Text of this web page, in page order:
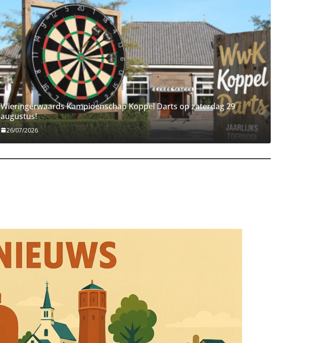
Wieringerwaards Kampioenschap Koppel Darts op zaterdag 29
augustus!
26/07/2026